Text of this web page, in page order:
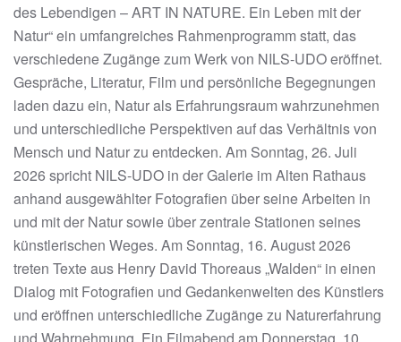
des Lebendigen – ART IN NATURE. Ein Leben mit der
Natur“ ein umfangreiches Rahmenprogramm statt, das
verschiedene Zugänge zum Werk von NILS-UDO eröffnet.
Gespräche, Literatur, Film und persönliche Begegnungen
laden dazu ein, Natur als Erfahrungsraum wahrzunehmen
und unterschiedliche Perspektiven auf das Verhältnis von
Mensch und Natur zu entdecken. Am Sonntag, 26. Juli
2026 spricht NILS-UDO in der Galerie im Alten Rathaus
anhand ausgewählter Fotografien über seine Arbeiten in
und mit der Natur sowie über zentrale Stationen seines
künstlerischen Weges. Am Sonntag, 16. August 2026
treten Texte aus Henry David Thoreaus „Walden“ in einen
Dialog mit Fotografien und Gedankenwelten des Künstlers
und eröffnen unterschiedliche Zugänge zu Naturerfahrung